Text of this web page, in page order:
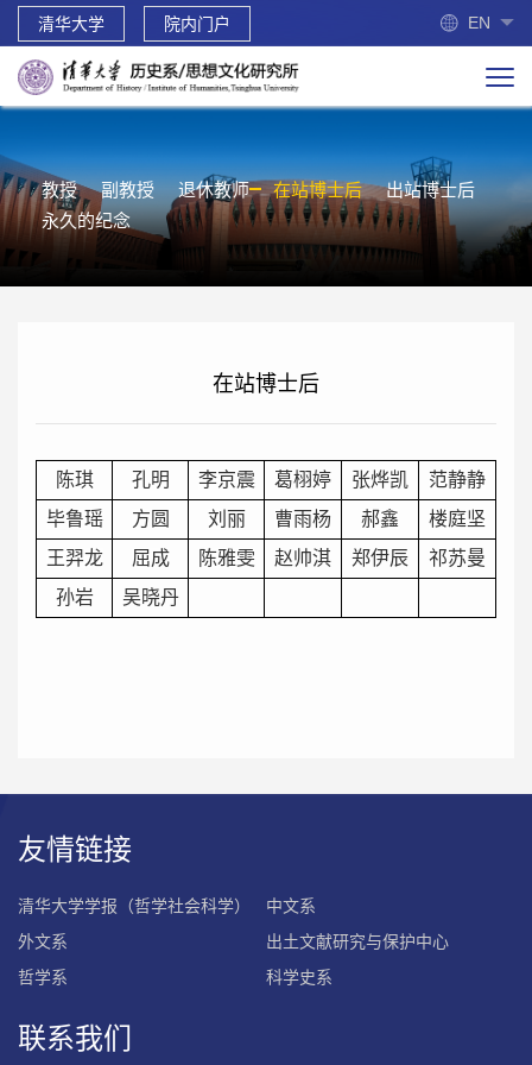
EN
清华大学 院内门户
教授 副教授 退休教师 在站博士后
出站博士后
永久的纪念
在站博士后
陈琪 孔明 李京震 葛栩婷 张烨凯
范静静
毕鲁瑶
方圆 刘丽 曹雨杨 郝鑫
楼庭坚
王羿龙
屈成 陈雅雯 赵帅淇 郑伊辰
祁苏曼
孙岩
吴晓丹
友情链接
清华大学学报（哲学社会科学）
中文系
外文系
出土文献研究与保护中心
哲学系
科学史系
联系我们